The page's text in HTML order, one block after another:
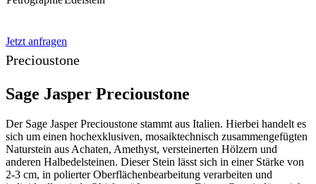
Jetzt anfragen
Precioustone
Sage Jasper Precioustone
Der Sage Jasper Precioustone stammt aus Italien. Hierbei handelt es
sich um einen hochexklusiven, mosaiktechnisch zusammengefügten
Naturstein aus Achaten, Amethyst, versteinerten Hölzern und
anderen Halbedelsteinen. Dieser Stein lässt sich in einer Stärke von
2-3 cm, in polierter Oberflächenbearbeitung verarbeiten und